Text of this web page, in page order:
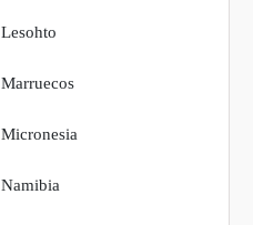
Lesohto
Marruecos
Micronesia
Namibia